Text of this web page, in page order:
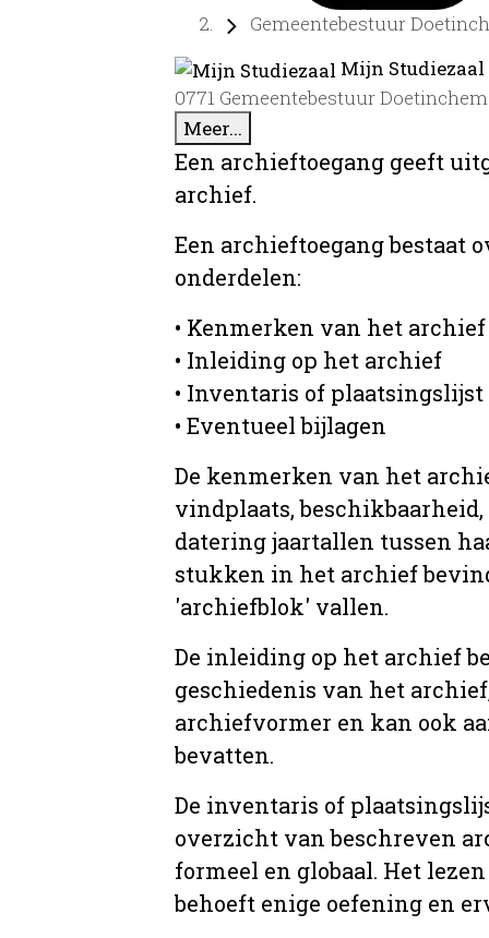
Gemeentebestuur
Mijn
0771 Gemeentebestuur
Meer...
Een archieftoegang geeft
archief.
Een archieftoegang bestaat
onderdelen:
• Kenmerken van het archief
• Inleiding op het archief
• Inventaris of plaatsingslijst
• Eventueel bijlagen
De kenmerken van het
vindplaats,
datering jaartallen tussen
stukken in het archief
'archiefblok' vallen.
De inleiding op het archief
geschiedenis van het
archiefvormer en kan ook
bevatten.
De inventaris of
overzicht van beschreven
formeel en globaal. Het
behoeft enige oefening en